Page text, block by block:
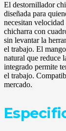
El destornillador
diseñada para
necesitan
chicharra con
sin levantar la
el trabajo. El
natural que reduce
integrado permite
el trabajo.
mercado.